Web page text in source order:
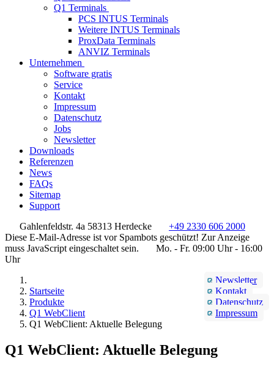
Q1 Terminals
PCS INTUS Terminals
Weitere INTUS Terminals
ProxData Terminals
ANVIZ Terminals
Unternehmen
Software gratis
Service
Kontakt
Impressum
Datenschutz
Jobs
Newsletter
Downloads
Referenzen
News
FAQs
Sitemap
Support
Gahlenfeldstr. 4a 58313 Herdecke
+49 2330 606 2000
Diese E-Mail-Adresse ist vor Spambots geschützt! Zur Anzeige
muss JavaScript eingeschaltet sein.
Mo. - Fr. 09:00 Uhr - 16:00
Uhr
Newsletter
Kontakt
Datenschutz
Impressum
Startseite
Produkte
Q1 WebClient
Q1 WebClient: Aktuelle Belegung
Q1 WebClient: Aktuelle Belegung